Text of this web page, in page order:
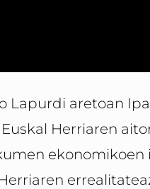
Lapurdi aretoan
Herriaren